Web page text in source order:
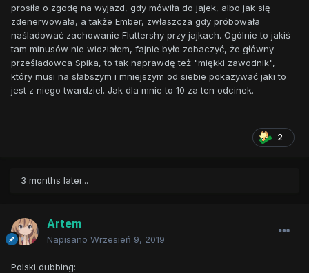
prosiła o zgodę na wyjazd, gdy mówiła do jajek, albo jak się
zdenerwowała, a także Ember, zwłaszcza gdy próbowała
naśladować zachowanie Fluttershy przy jajkach. Ogólnie to jakiś
tam minusów nie widziałem, fajnie było zobaczyć, że główny
prześladowca Spika, to tak naprawdę też "miękki zawodnik",
który musi na słabszym i mniejszym od siebie pokazywać jaki to
jest z niego twardziel. Jak dla mnie to 10 za ten odcinek.
2
3 months later...
Artem
Napisano Wrzesień 9, 2019
Polski dubbing: